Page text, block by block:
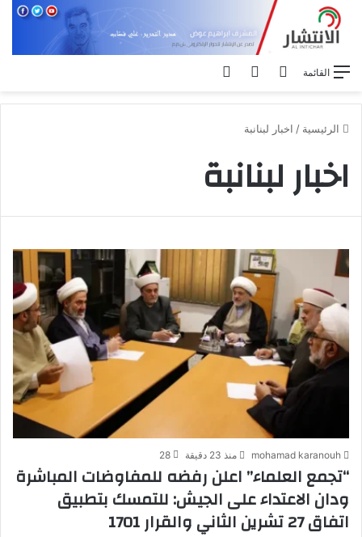
القائمة بحث عنالوضع المظلم
الرئيسية / اخبار لبنانبة
اخبار لبنانبة
mohamad karanouh منذ 23 دقيقة 28
“تجمع العلماء” اعلن رفضه للمفاوضات المباشرة
ودان الاعتداء على الجيش: للتمسك بتطبيق
اتفاق 27 تشرين الثاني والقرار 1701